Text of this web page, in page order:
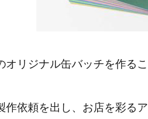
リジナル缶バッチを作るこ
依頼を出し、お店を彩る